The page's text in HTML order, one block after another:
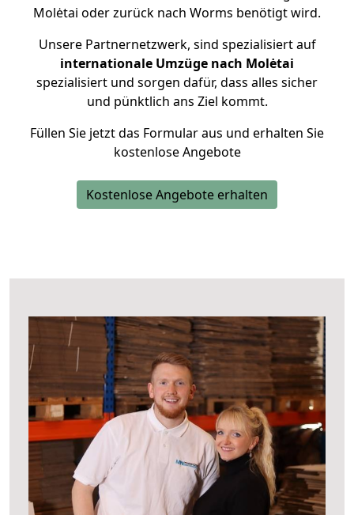
Molėtai oder zurück nach Worms benötigt wird.
Unsere Partnernetzwerk, sind spezialisiert auf
internationale Umzüge nach Molėtai
spezialisiert und sorgen dafür, dass alles sicher
und pünktlich ans Ziel kommt.
Füllen Sie jetzt das Formular aus und erhalten Sie
kostenlose Angebote
Kostenlose Angebote erhalten